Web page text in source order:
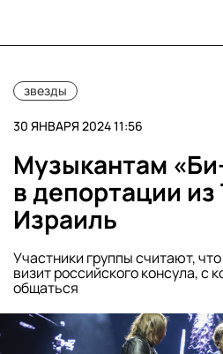
звезды
30 ЯНВАРЯ 2024 11:56
Музыкантам
в депортации из
Израиль
Участники группы считают,
визит российского консула, с
общаться